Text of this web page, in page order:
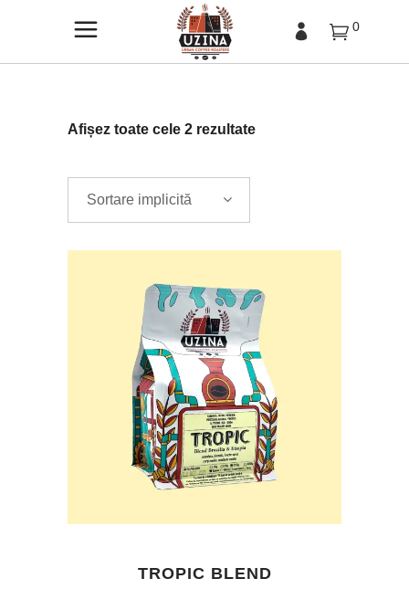
0
Afișez toate cele 2 rezultate
Sortare implicită
TROPIC BLEND